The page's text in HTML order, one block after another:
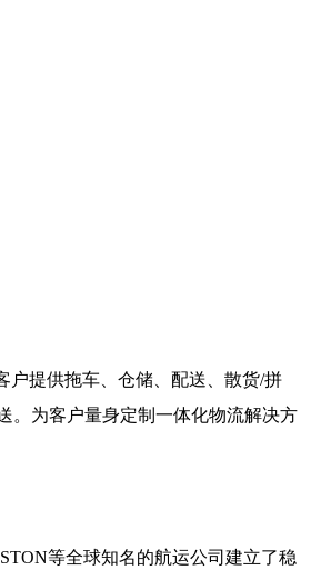
提供拖车、仓储、配送、散货/拼
。为客户量身定制一体化物流解决方
等全球知名的航运公司建立了稳